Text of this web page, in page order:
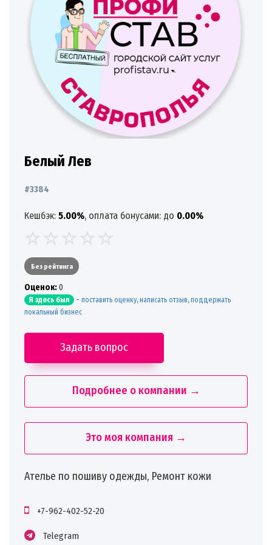
Белый Лев
#3384
Кешбэк: 5.00%, оплата бонусами: до 0.00%
Без рейтинга
Oценок:0
Я здесь был - поставить оценку, написать отзыв, поддержать
локальный бизнес
Задать вопрос
Подробнее о компании →
Это моя компания →
Ателье по пошиву одежды, Ремонт кожи
+7-962-402-52-20
Telegram